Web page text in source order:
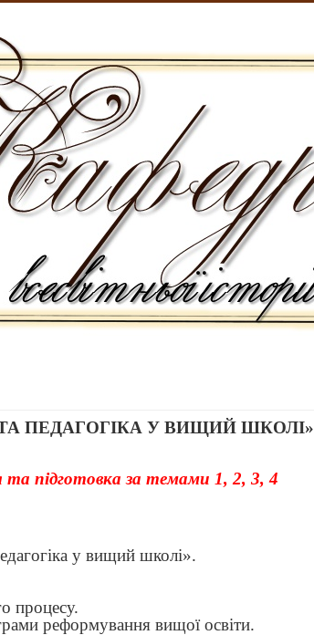
ПЕДАГОГІКА У ВИЩИЙ ШКОЛІ»
підготовка за темами 1, 2, 3, 4
у вищий школі».
процесу.
реформування вищої освіти.